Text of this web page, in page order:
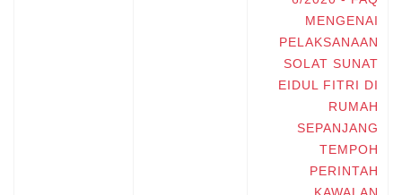
MENGENAI
PELAKSANAAN
SOLAT SUNAT
EIDUL FITRI DI
RUMAH
SEPANJANG
TEMPOH
PERINTAH